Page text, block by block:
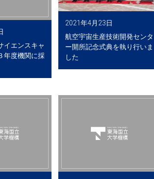
イエンスキャ
年度機関に採
2021年4月23日
航空宇宙生産技術開発センタ
ー開所記念式典を執り行いま
した